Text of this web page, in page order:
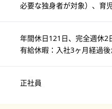
必要な独身者が対象）、育
年間休日121日、完全週休2
有給休暇：入社3ヶ月経過
正社員